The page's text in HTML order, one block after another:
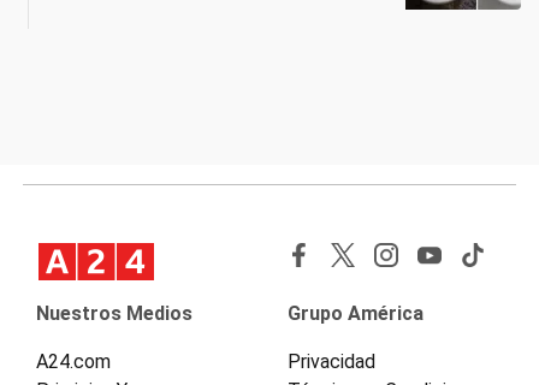
Nuestros Medios
A24.com
Grupo América
Privacidad